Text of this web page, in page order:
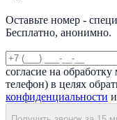
Оставьте номер -
Бесплатно, анонимно.
согласие на
телефон) в целях
конфиденциальности